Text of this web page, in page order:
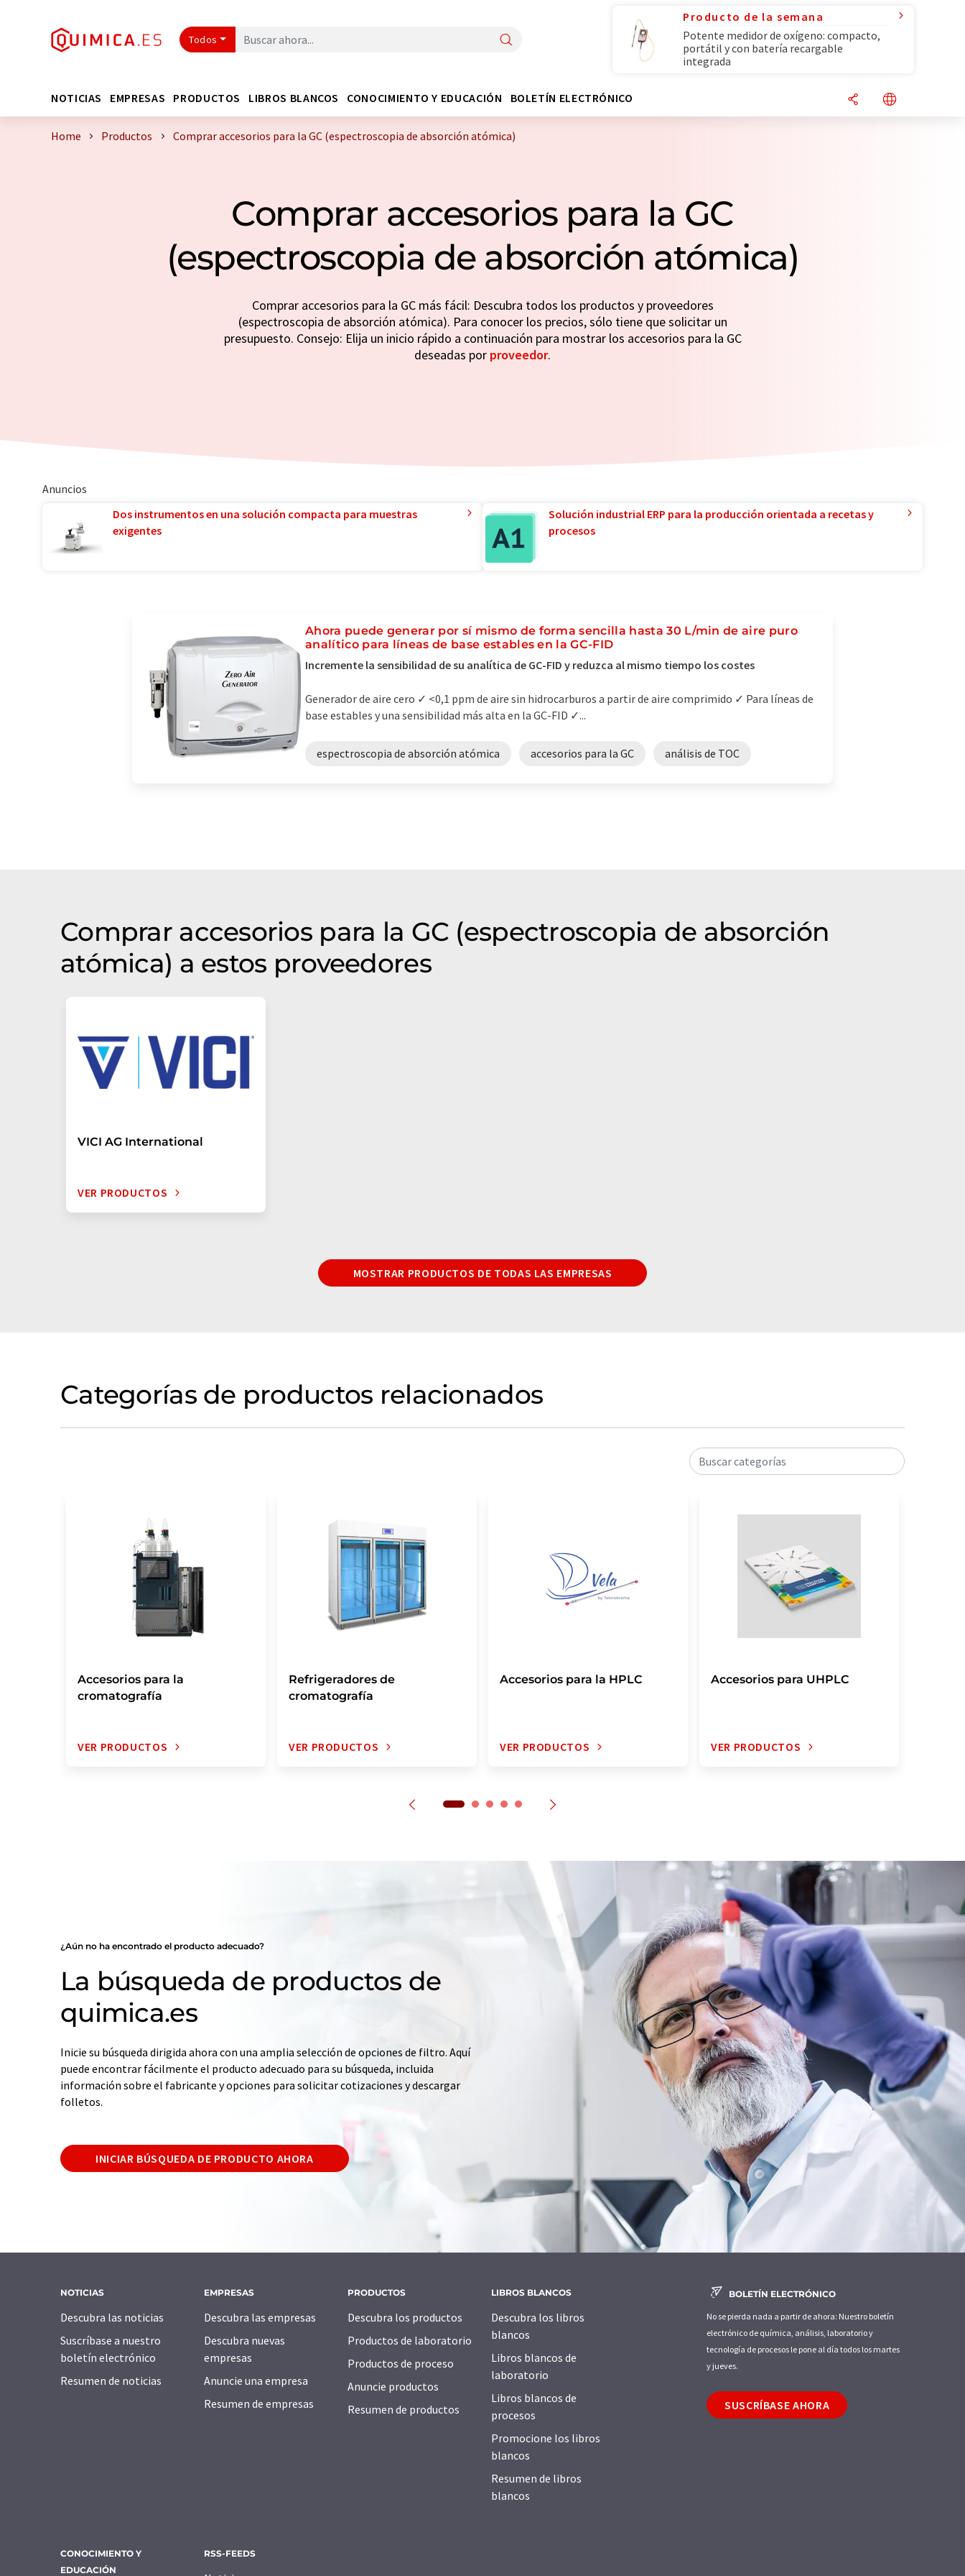
Todos
Producto de la semana
Potente medidor de oxígeno: compacto,
portátil y con batería recargable
integrada
NOTICIAS EMPRESAS PRODUCTOS LIBROS BLANCOS CONOCIMIENTO Y EDUCACIÓN BOLETÍN ELECTRÓNICO
Home Productos Comprar accesorios para la GC (espectroscopia de absorción atómica)
Comprar accesorios para la GC
(espectroscopia de absorción atómica)
Comprar accesorios para la GC más fácil: Descubra todos los productos y proveedores
(espectroscopia de absorción atómica). Para conocer los precios, sólo tiene que solicitar un
presupuesto. Consejo: Elija un inicio rápido a continuación para mostrar los accesorios para la GC
deseadas por proveedor.
Anuncios
Dos instrumentos en una solución compacta para muestras
exigentes
Solución industrial ERP para la producción orientada a recetas y
procesos
Ahora puede generar por sí mismo de forma sencilla hasta 30 L/min de aire puro
analítico para líneas de base estables en la GC-FID
Incremente la sensibilidad de su analítica de GC-FID y reduzca al mismo tiempo los costes
Generador de aire cero ✓ <0,1 ppm de aire sin hidrocarburos a partir de aire comprimido ✓ Para líneas de
base estables y una sensibilidad más alta en la GC-FID ✓...
espectroscopia de absorción atómica accesorios para la GC análisis de TOC
Comprar accesorios para la GC (espectroscopia de absorción
atómica) a estos proveedores
VICI AG International
VER PRODUCTOS
MOSTRAR PRODUCTOS DE TODAS LAS EMPRESAS
Categorías de productos relacionados
Buscar categorías
Accesorios para la
cromatografía
VER PRODUCTOS
Refrigeradores de
cromatografía
VER PRODUCTOS
Accesorios para la HPLC
VER PRODUCTOS
Accesorios para UHPLC
VER PRODUCTOS
¿Aún no ha encontrado el producto adecuado?
La búsqueda de productos de
quimica.es
Inicie su búsqueda dirigida ahora con una amplia selección de opciones de filtro. Aquí
puede encontrar fácilmente el producto adecuado para su búsqueda, incluida
información sobre el fabricante y opciones para solicitar cotizaciones y descargar
folletos.
INICIAR BÚSQUEDA DE PRODUCTO AHORA
NOTICIAS
Descubra las noticias
Suscríbase a nuestro
boletín electrónico
Resumen de noticias
EMPRESAS
Descubra las empresas
Descubra nuevas
empresas
Anuncie una empresa
Resumen de empresas
PRODUCTOS
Descubra los productos
Productos de laboratorio
Productos de proceso
Anuncie productos
Resumen de productos
LIBROS BLANCOS
Descubra los libros
blancos
Libros blancos de
laboratorio
Libros blancos de
procesos
Promocione los libros
blancos
Resumen de libros
blancos
CONOCIMIENTO Y
EDUCACIÓN
RSS-FEEDS
BOLETÍN ELECTRÓNICO
No se pierda nada a partir de ahora: Nuestro boletín
electrónico de química, análisis, laboratorio y
tecnología de procesos le pone al día todos los martes
y jueves.
SUSCRÍBASE AHORA